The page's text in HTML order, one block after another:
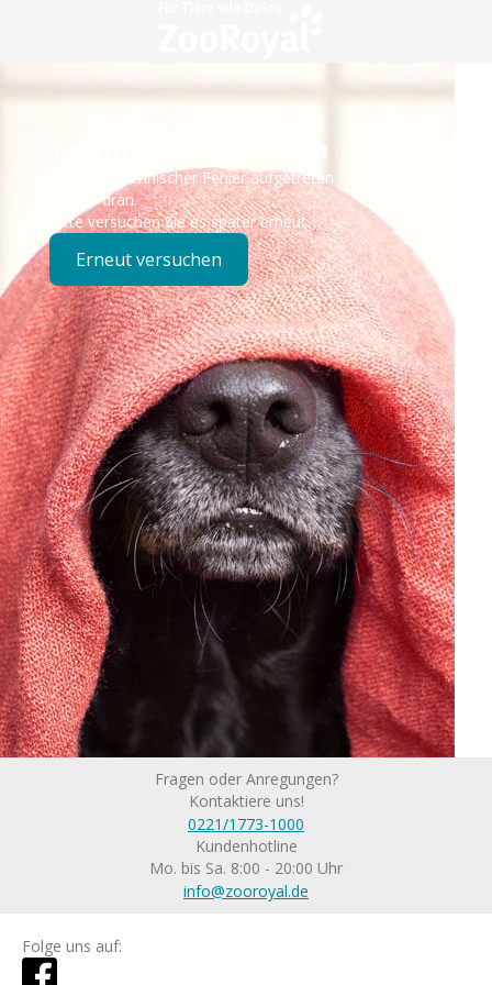
Technisches Problem
Es ist ein technischer Fehler aufgetreten – wir sind
bereits dran.
Bitte versuchen Sie es später erneut.
Erneut versuchen
Fragen oder Anregungen?
Kontaktiere uns!
0221/1773-1000
Kundenhotline
Mo. bis Sa. 8:00 - 20:00 Uhr
info@zooroyal.de
Folge uns auf: